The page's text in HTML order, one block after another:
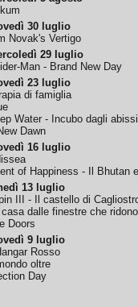
30 luglio
Novak's Vertigo
29 luglio
Man - Brand New Day
23 luglio
di famiglia
Water - Incubo dagli abissi
Dawn
16 luglio
of Happiness - Il Bhutan
13 luglio
III - Il castello di
casa dalle finestre che ridono
Doors
9 luglio
Rosso
oltre
Day